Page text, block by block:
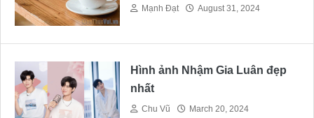
Mạnh Đạt August 31, 2024
Hình ảnh Nhậm Gia Luân đẹp
nhất
Chu Vũ March 20, 2024